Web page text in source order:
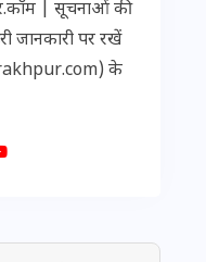
| सूचनाओं की
जानकारी पर रखें
के